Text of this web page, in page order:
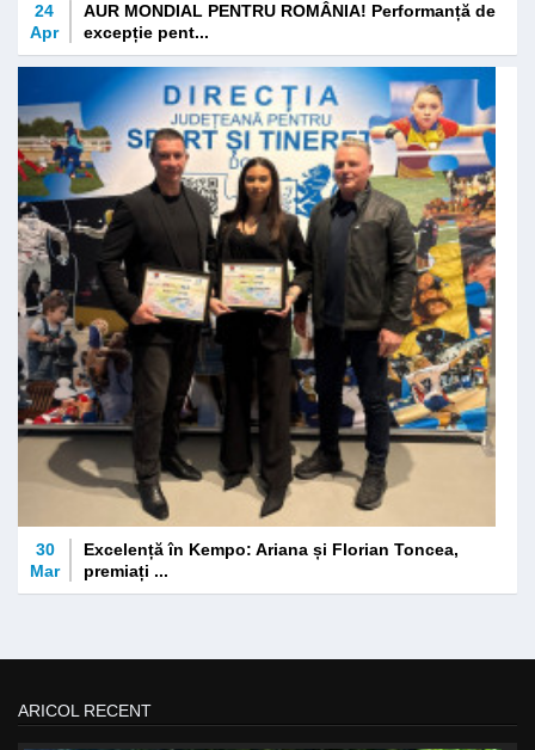
24
Apr
AUR MONDIAL PENTRU ROMÂNIA! Performanță de
excepție pent...
30
Mar
Excelență în Kempo: Ariana și Florian Toncea,
premiați ...
ARICOL RECENT